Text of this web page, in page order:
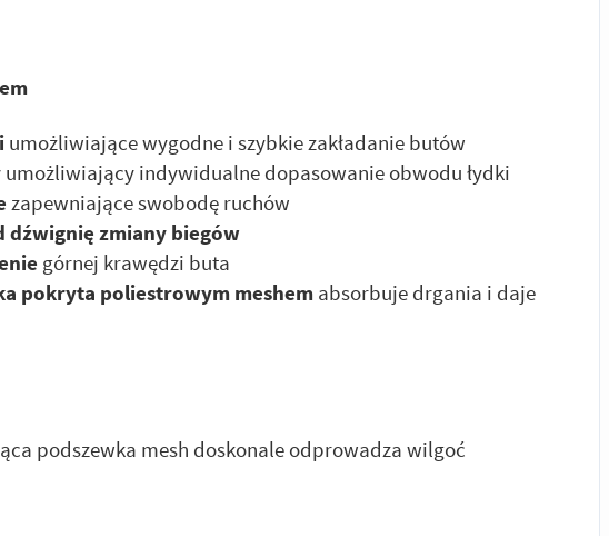
umożliwiające wygodne i szybkie zakładanie butów
umożliwiający indywidualne dopasowanie obwodu łydki
zapewniające swobodę ruchów
dźwignię zmiany biegów
górnej krawędzi buta
pokryta poliestrowym meshem absorbuje drgania i daje
podszewka mesh doskonale odprowadza wilgoć